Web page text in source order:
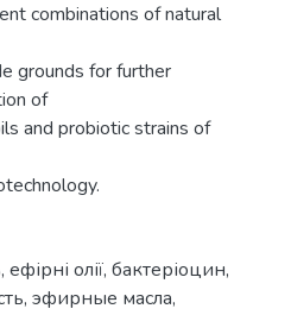
combinations of natural
grounds for further
of
and probiotic strains of
, ефірні олії, бактеріоцин,
, эфирные масла,